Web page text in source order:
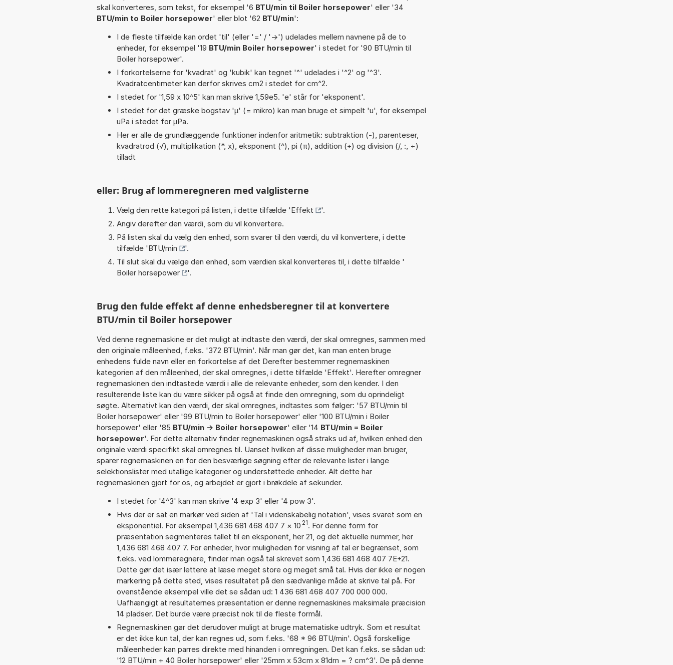
skal konverteres, som tekst, for eksempel '6 BTU/min til Boiler horsepower' eller '34
BTU/min to Boiler horsepower' eller blot '62 BTU/min':
I de fleste tilfælde kan ordet 'til' (eller '=' / '->') udelades mellem navnene på de to
enheder, for eksempel '19 BTU/min Boiler horsepower' i stedet for '90 BTU/min til
Boiler horsepower'.
I forkortelserne for 'kvadrat' og 'kubik' kan tegnet '^' udelades i '^2' og '^3'.
Kvadratcentimeter kan derfor skrives cm2 i stedet for cm^2.
I stedet for '1,59 x 10^5' kan man skrive 1,59e5. 'e' står for 'eksponent'.
I stedet for det græske bogstav 'µ' (= mikro) kan man bruge et simpelt 'u', for eksempel
uPa i stedet for µPa.
Her er alle de grundlæggende funktioner indenfor aritmetik: subtraktion (-), parenteser,
kvadratrod (√), multiplikation (*, x), eksponent (^), pi (π), addition (+) og division (/, :, ÷)
tilladt
eller: Brug af lommeregneren med valglisterne
Vælg den rette kategori på listen, i dette tilfælde 'Effekt
'.
Angiv derefter den værdi, som du vil konvertere.
På listen skal du vælg den enhed, som svarer til den værdi, du vil konvertere, i dette
tilfælde 'BTU/min
'.
Til slut skal du vælge den enhed, som værdien skal konverteres til, i dette tilfælde '
Boiler horsepower
'.
Brug den fulde effekt af denne enhedsberegner til at konvertere
BTU/min til Boiler horsepower
Ved denne regnemaskine er det muligt at indtaste den værdi, der skal omregnes, sammen med
den originale måleenhed, f.eks. '372 BTU/min'. Når man gør det, kan man enten bruge
enhedens fulde navn eller en forkortelse af det Derefter bestemmer regnemaskinen
kategorien af den måleenhed, der skal omregnes, i dette tilfælde 'Effekt'. Herefter omregner
regnemaskinen den indtastede værdi i alle de relevante enheder, som den kender. I den
resulterende liste kan du være sikker på også at finde den omregning, som du oprindeligt
søgte. Alternativt kan den værdi, der skal omregnes, indtastes som følger: '57 BTU/min til
Boiler horsepower' eller '99 BTU/min to Boiler horsepower' eller '100 BTU/min i Boiler
horsepower' eller '85 BTU/min -> Boiler horsepower' eller '14 BTU/min = Boiler
horsepower'. For dette alternativ finder regnemaskinen også straks ud af, hvilken enhed den
originale værdi specifikt skal omregnes til. Uanset hvilken af disse muligheder man bruger,
sparer regnemaskinen en for den besværlige søgning efter de relevante lister i lange
selektionslister med utallige kategorier og understøttede enheder. Alt dette har
regnemaskinen gjort for os, og arbejdet er gjort i brøkdele af sekunder.
I stedet for '4^3' kan man skrive '4 exp 3' eller '4 pow 3'.
Hvis der er sat en markør ved siden af 'Tal i videnskabelig notation', vises svaret som en
eksponentiel. For eksempel 1,436 681 468 407 7 × 10 21. For denne form for
præsentation segmenteres tallet til en eksponent, her 21, og det aktuelle nummer, her
1,436 681 468 407 7. For enheder, hvor muligheden for visning af tal er begrænset, som
f.eks. ved lommeregnere, finder man også tal skrevet som 1,436 681 468 407 7E+21.
Dette gør det især lettere at læse meget store og meget små tal. Hvis der ikke er nogen
markering på dette sted, vises resultatet på den sædvanlige måde at skrive tal på. For
ovenstående eksempel ville det se sådan ud: 1 436 681 468 407 700 000 000.
Uafhængigt at resultaternes præsentation er denne regnemaskines maksimale præcision
14 pladser. Det burde være præcist nok til de fleste formål.
Regnemaskinen gør det derudover muligt at bruge matematiske udtryk. Som et resultat
er det ikke kun tal, der kan regnes ud, som f.eks. '68 * 96 BTU/min'. Også forskellige
måleenheder kan parres direkte med hinanden i omregningen. Det kan f.eks. se sådan ud:
'12 BTU/min + 40 Boiler horsepower' eller '25mm x 53cm x 81dm = ? cm^3'. De på denne